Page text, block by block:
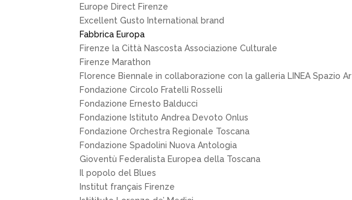
Europe Direct Firenze
Excellent Gusto International brand
Fabbrica Europa
Firenze la Città Nascosta Associazione Culturale
Firenze Marathon
Florence Biennale in collaborazione con la galleria LINEA Spazio
Fondazione Circolo Fratelli Rosselli
Fondazione Ernesto Balducci
Fondazione Istituto Andrea Devoto Onlus
Fondazione Orchestra Regionale Toscana
Fondazione Spadolini Nuova Antologia
Gioventù Federalista Europea della Toscana
Il popolo del Blues
Institut français Firenze